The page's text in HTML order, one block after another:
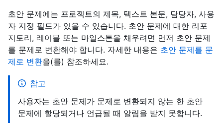
초안 문제에는 프로젝트의 제목, 텍스트 본문, 담당자, 사용
자 지정 필드가 있을 수 있습니다. 초안 문제에 대한 리포
지토리, 레이블 또는 마일스톤을 채우려면 먼저 초안 문제
를 문제로 변환해야 합니다. 자세한 내용은 초안 문제를 문
제로 변환을(를) 참조하세요.
참고
사용자는 초안 문제가 문제로 변환되지 않는 한 초안
문제에 할당되거나 언급될 때 알림을 받지 못합니다.